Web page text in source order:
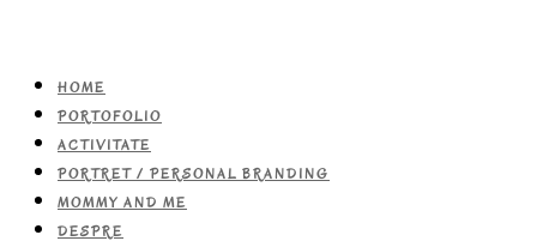
HOME
PORTOFOLIO
ACTIVITATE
PORTRET / PERSONAL BRANDING
MOMMY AND ME
DESPRE